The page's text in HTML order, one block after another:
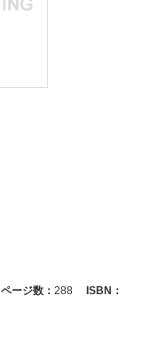
ページ数： 288
ISBN：